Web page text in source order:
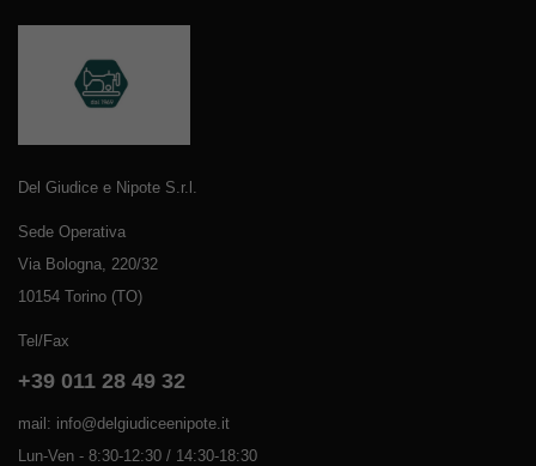
Del Giudice e Nipote S.r.l.
Sede Operativa
Via Bologna, 220/32
10154 Torino (TO)
Tel/Fax
+39 011 28 49 32
mail: info@delgiudiceenipote.it
Lun-Ven - 8:30-12:30 / 14:30-18:30